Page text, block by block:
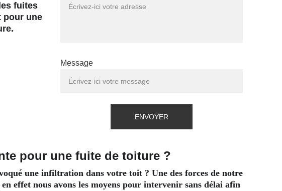
Message
ENVOYER
fuites
pour une
pour une fuite de toiture ?
une infiltration dans votre toit ? Une des forces de notre
effet nous avons les moyens pour intervenir sans délai afin